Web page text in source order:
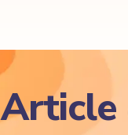
Article